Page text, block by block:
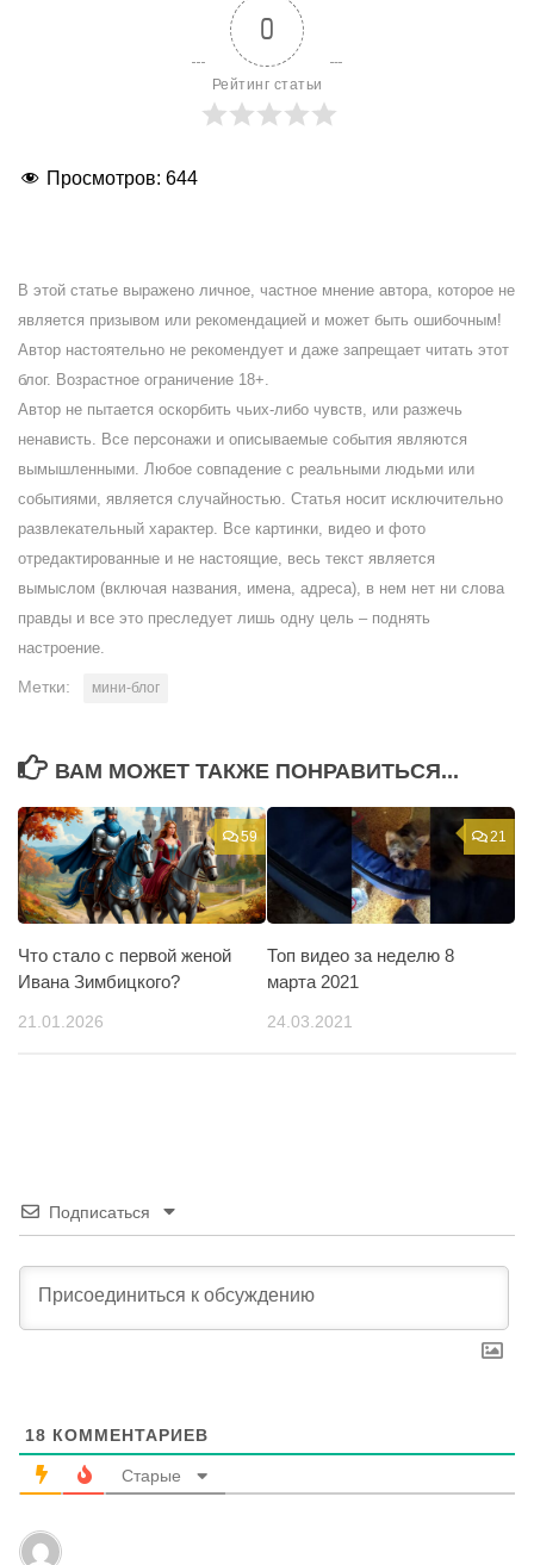
0
Рейтинг статьи
Просмотров: 644
В этой статье выражено личное, частное мнение автора, которое не
является призывом или рекомендацией и может быть ошибочным!
Автор настоятельно не рекомендует и даже запрещает читать этот
блог. Возрастное ограничение 18+.
Автор не пытается оскорбить чьих-либо чувств, или разжечь
ненависть. Все персонажи и описываемые события являются
вымышленными. Любое совпадение с реальными людьми или
событиями, является случайностью. Статья носит исключительно
развлекательный характер. Все картинки, видео и фото
отредактированные и не настоящие, весь текст является
вымыслом (включая названия, имена, адреса), в нем нет ни слова
правды и все это преследует лишь одну цель – поднять
настроение.
Метки: мини-блог
ВАМ МОЖЕТ ТАКЖЕ ПОНРАВИТЬСЯ...
59
Что стало с первой женой
Ивана Зимбицкого?
21.01.2026
21
Топ видео за неделю 8
марта 2021
24.03.2021
Подписаться
18 КОММЕНТАРИЕВ
Старые